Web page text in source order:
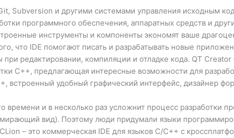
Subversion и другими системами управления исходным
программного обеспечения, аппаратных средств и
инструменты и компоненты экономят ваше
что IDE помогают писать и разрабатывать новые
редактировании, компиляции и отладке кода. QT
C++, предлагающая интересные возможности для
встроенный удобный графический интерфейс, дизайнер
времени и в несколько раз усложнит процесс разработки
вид). Поэтому люди придумали языки
– это коммерческая IDE для языков C/C++ с